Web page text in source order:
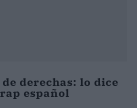
derechas: lo dice
español